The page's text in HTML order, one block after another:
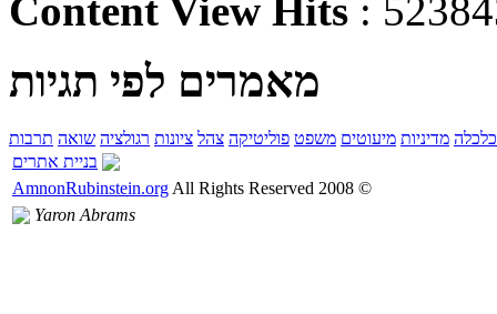
Content View Hits :
מאמרים לפי תגיות
כלכלה מדיניות מיעוטים משפט פוליטיקה צהל ציונות רגולציה שואה תרבות
בניית אתרים
AmnonRubinstein.org All Rights Reserved 2008 ©
Yaron Abrams